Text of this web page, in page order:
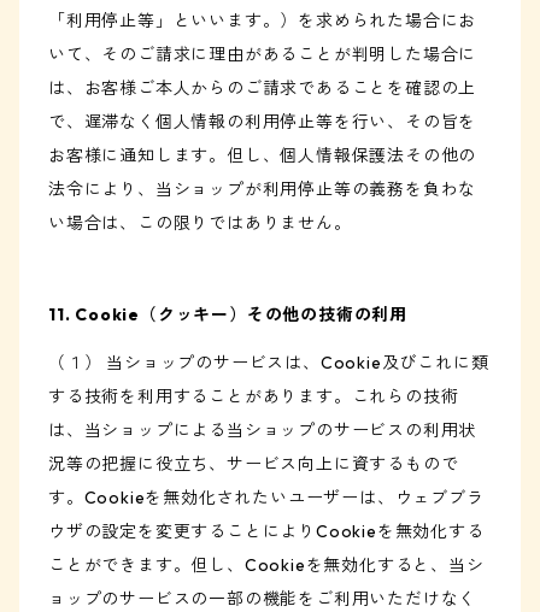
「利用停止等」といいます。）を求められた場合にお
いて、そのご請求に理由があることが判明した場合に
は、お客様ご本人からのご請求であることを確認の上
で、遅滞なく個人情報の利用停止等を行い、その旨を
お客様に通知します。但し、個人情報保護法その他の
法令により、当ショップが利用停止等の義務を負わな
い場合は、この限りではありません。
11. Cookie（クッキー）その他の技術の利用
（１） 当ショップのサービスは、Cookie及びこれに類
する技術を利用することがあります。これらの技術
は、当ショップによる当ショップのサービスの利用状
況等の把握に役立ち、サービス向上に資するもので
す。Cookieを無効化されたいユーザーは、ウェブブラ
ウザの設定を変更することによりCookieを無効化する
ことができます。但し、Cookieを無効化すると、当シ
ョップのサービスの一部の機能をご利用いただけなく